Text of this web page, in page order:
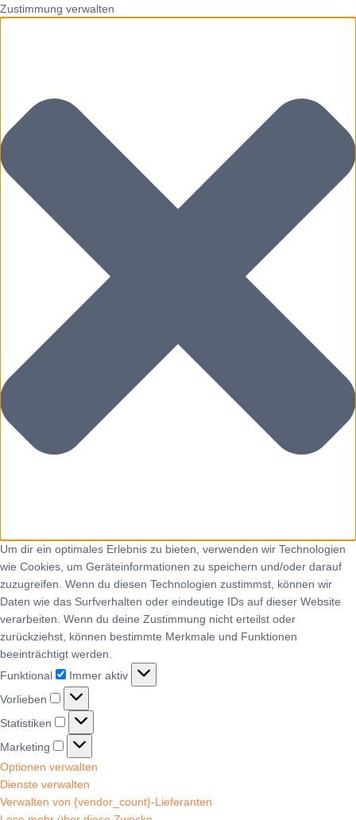
Zustimmung verwalten
Um dir ein optimales Erlebnis zu bieten, verwenden wir Technologien
wie Cookies, um Geräteinformationen zu speichern und/oder darauf
zuzugreifen. Wenn du diesen Technologien zustimmst, können wir
Daten wie das Surfverhalten oder eindeutige IDs auf dieser Website
verarbeiten. Wenn du deine Zustimmung nicht erteilst oder
zurückziehst, können bestimmte Merkmale und Funktionen
beeinträchtigt werden.
Funktional
Immer aktiv
Vorlieben
Statistiken
Marketing
Optionen verwalten
Dienste verwalten
Verwalten von {vendor_count}-Lieferanten